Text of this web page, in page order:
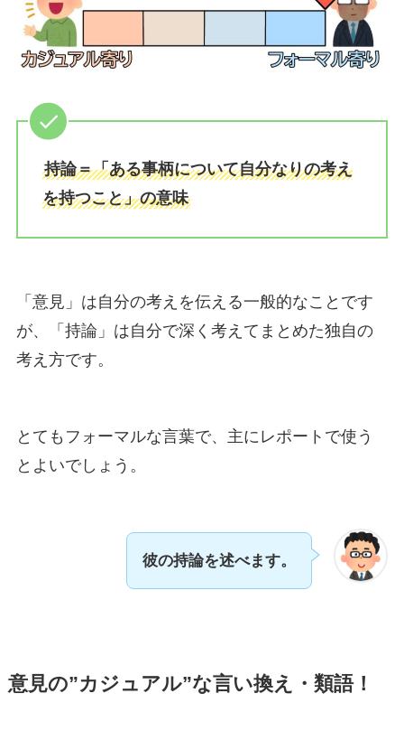
持論＝「ある事柄について自分なりの考え
を持つこと」の意味
「意見」は自分の考えを伝える一般的なことです
が、「持論」は自分で深く考えてまとめた独自の
考え方です。
とてもフォーマルな言葉で、主にレポートで使う
とよいでしょう。
彼の持論を述べます。
意見の”カジュアル”な言い換え・類語！